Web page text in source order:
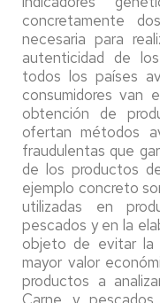
concretamente
necesaria para
autenticidad de
todos los países
consumidores van
obtención de
ofertan métodos
fraudulentas que
de los productos
ejemplo concreto
utilizadas en
pescados y en la
objeto de evitar la
mayor valor
productos a